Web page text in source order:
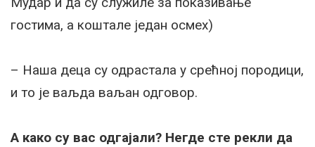
гостима, а коштале један осмех)
– Наша деца су одрастала у срећној породици,
и то је ваљда ваљан одговор.
А како су вас одгајали? Негде сте рекли да